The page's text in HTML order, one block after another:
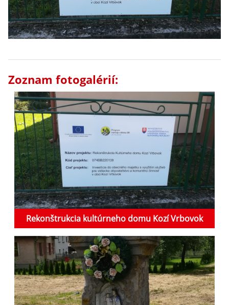
Zoznam fotogalérií:
Rekonštrukcia kultúrneho domu Kozí Vrbovok